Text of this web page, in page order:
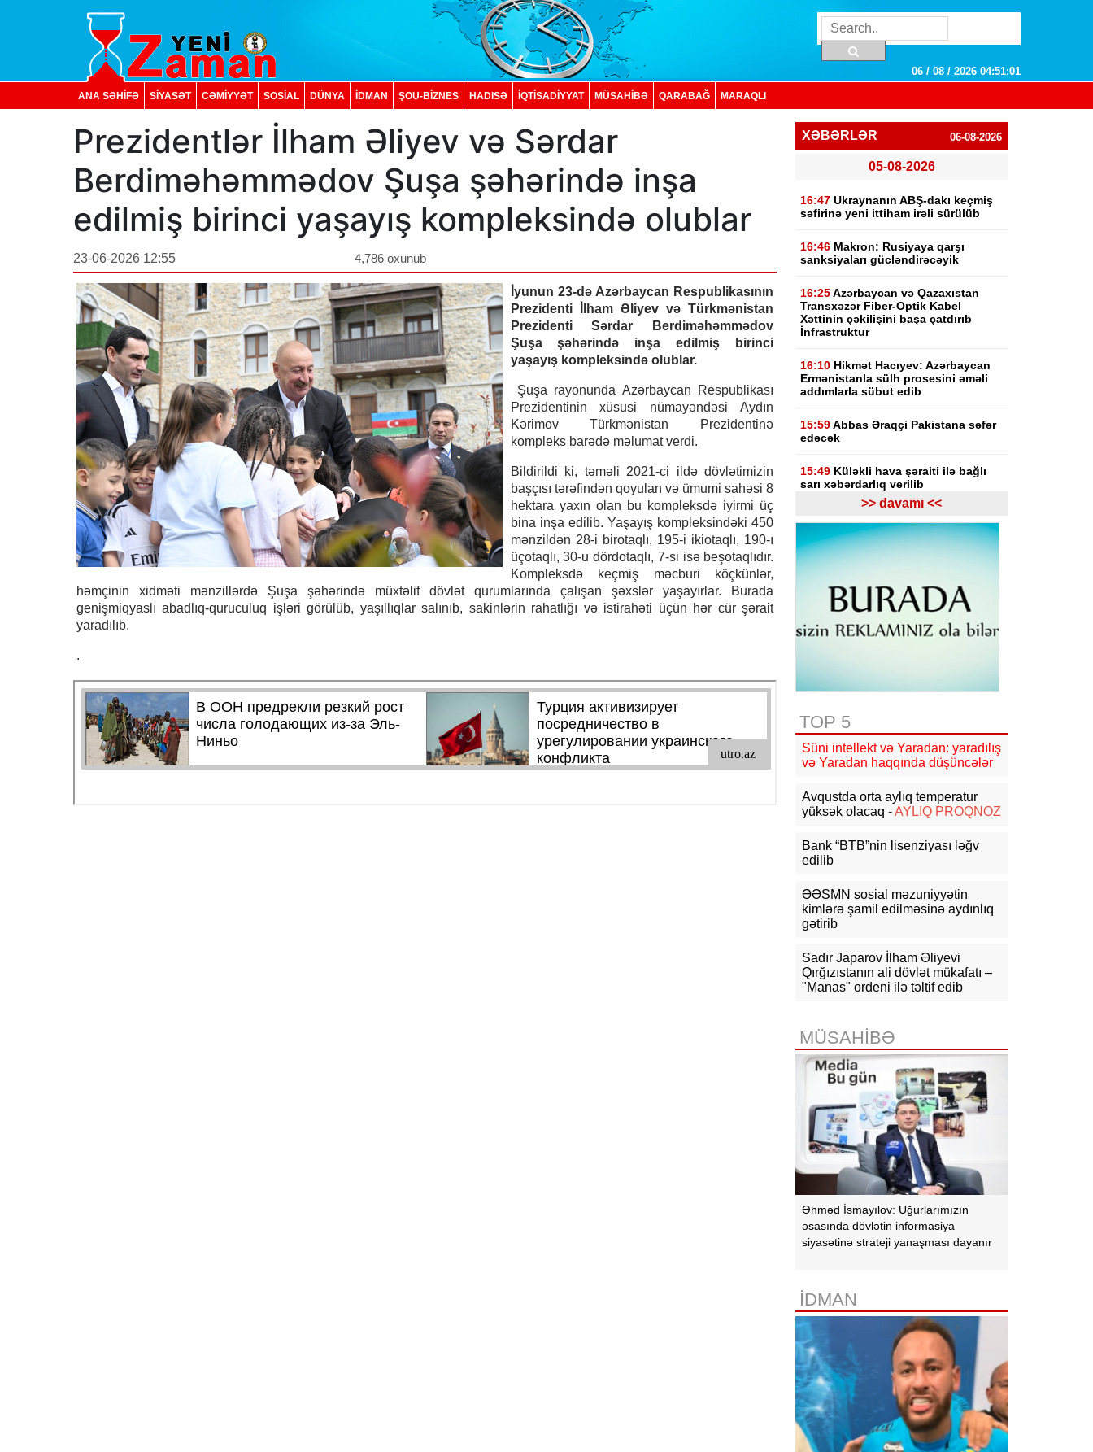
06 / 08 / 2026 04:51:02
ANA SƏHİFƏ SİYASƏT CƏMİYYƏT SOSIAL DÜNYA İDMAN ŞOU-BİZNES HADISƏ İQTISADIYYAT MÜSAHİBƏ QARABAĞ MARAQLI
Prezidentlər İlham Əliyev və Sərdar
Berdiməhəmmədov Şuşa şəhərində inşa
edilmiş birinci yaşayış kompleksində olublar
23-06-2026 12:55 4,786 oxunub
İyunun 23-də Azərbaycan Respublikasının
Prezidenti İlham Əliyev və Türkmənistan
Prezidenti Sərdar Berdiməhəmmədov
Şuşa şəhərində inşa edilmiş birinci
yaşayış kompleksində olublar.
Şuşa rayonunda Azərbaycan Respublikası
Prezidentinin xüsusi nümayəndəsi Aydın
Kərimov Türkmənistan Prezidentinə
kompleks barədə məlumat verdi.
Bildirildi ki, təməli 2021-ci ildə dövlətimizin
başçısı tərəfindən qoyulan və ümumi sahəsi 8
hektara yaxın olan bu kompleksdə iyirmi üç
bina inşa edilib. Yaşayış kompleksindəki 450
mənzildən 28-i birotaqlı, 195-i ikiotaqlı, 190-ı
üçotaqlı, 30-u dördotaqlı, 7-si isə beşotaqlıdır.
Kompleksdə keçmiş məcburi köçkünlər,
həmçinin xidməti mənzillərdə Şuşa şəhərində müxtəlif dövlət qurumlarında çalışan şəxslər yaşayırlar. Burada
genişmiqyaslı abadlıq-quruculuq işləri görülüb, yaşıllıqlar salınıb, sakinlərin rahatlığı və istirahəti üçün hər cür şərait
yaradılıb.
.
XƏBƏRLƏR 06-08-2026
05-08-2026
16:47 Ukraynanın ABŞ-dakı keçmiş
səfirinə yeni ittiham irəli sürülüb
16:46 Makron: Rusiyaya qarşı
sanksiyaları gücləndirəcəyik
16:25 Azərbaycan və Qazaxıstan
Transxəzər Fiber-Optik Kabel
Xəttinin çəkilişini başa çatdırıb
İnfrastruktur
16:10 Hikmət Hacıyev: Azərbaycan
Ermənistanla sülh prosesini əməli
addımlarla sübut edib
15:59 Abbas Əraqçi Pakistana səfər
edəcək
15:49 Küləkli hava şəraiti ilə bağlı
sarı xəbərdarlıq verilib
kompleksləri Ukrayna üçün qanuni
hədəf olacaq
liderinə İranın dəstəyini açıqlayıb:
Fələstin Tehranın gündəmində qalır
15:05 Hikmət Hacıyev: Azərbaycan
Azərbaycan Qızıl Aypara
Cəmiyyətində görüş
direktoruna sui-qəsd edilib- VİDEO
üçün raket tədarükü üç dəfə azalıb
təyyarəsinin yaxınlığında partlayıcı
yüklü PUA-nın aşkarlandığını
təsdiqləyib
Rusiya aktivlərindən gəlirlər
hesabına 1,4 mlrd. avro ayıracaq
niyyətində deyil
>> davamı <<
TOP 5
Süni intellekt və Yaradan: yaradılış
və Yaradan haqqında düşüncələr
Avqustda orta aylıq temperatur
yüksək olacaq -AYLIQ PROQNOZ
Bank “BTB”nin lisenziyası ləğv
edilib
ƏƏSMN sosial məzuniyyətin
kimlərə şamil edilməsinə aydınlıq
gətirib
Sadır Japarov İlham Əliyevi
Qırğızıstanın ali dövlət mükafatı –
"Manas" ordeni ilə təltif edib
MÜSAHİBƏ
Əhməd İsmayılov: Uğurlarımızın
əsasında dövlətin informasiya
siyasətinə strateji yanaşması dayanır
İDMAN